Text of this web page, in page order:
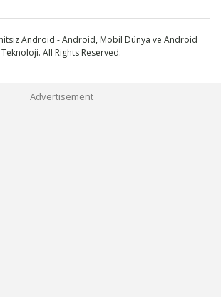
Android - Android, Mobil Dünya ve Android
Teknoloji. All Rights Reserved.
Advertisement